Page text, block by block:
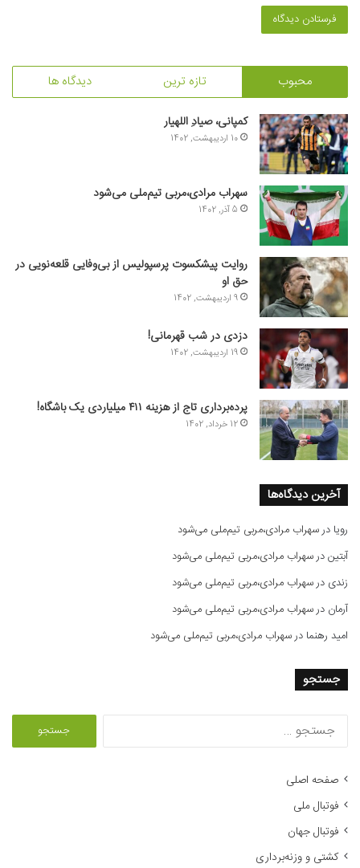
محبوب تازه ترین دیدگاه ها
کمپانی، صیادِ اللهیار
10 اردیبهشت, 1402
سهراب مرادی،مربی تیم‌ملی می‌شود
5 آذر, 1402
روایت پیشکسوت پرسپولیس از بی‌وفایی قلعه‌نویی در
حق او
9 اردیبهشت, 1402
دزدی در شب قهرمانی!
19 اردیبهشت, 1402
پرده‌برداری تاج از هزینه ۴۱۱ میلیاردی یک باشگاه!
12 خرداد, 1402
آخرین دیدگاه‌ها
رویا درسهراب مرادی،مربی تیم‌ملی می‌شود
آبتیندرسهراب مرادی،مربی تیم‌ملی می‌شود
زندی درسهراب مرادی،مربی تیم‌ملی می‌شود
آرمان درسهراب مرادی،مربی تیم‌ملی می‌شود
امید رهنما درسهراب مرادی،مربی تیم‌ملی می‌شود
جستجو
صفحه اصلی
فوتبال ملی
فوتبال جهان
کشتی و وزنه‌برداری